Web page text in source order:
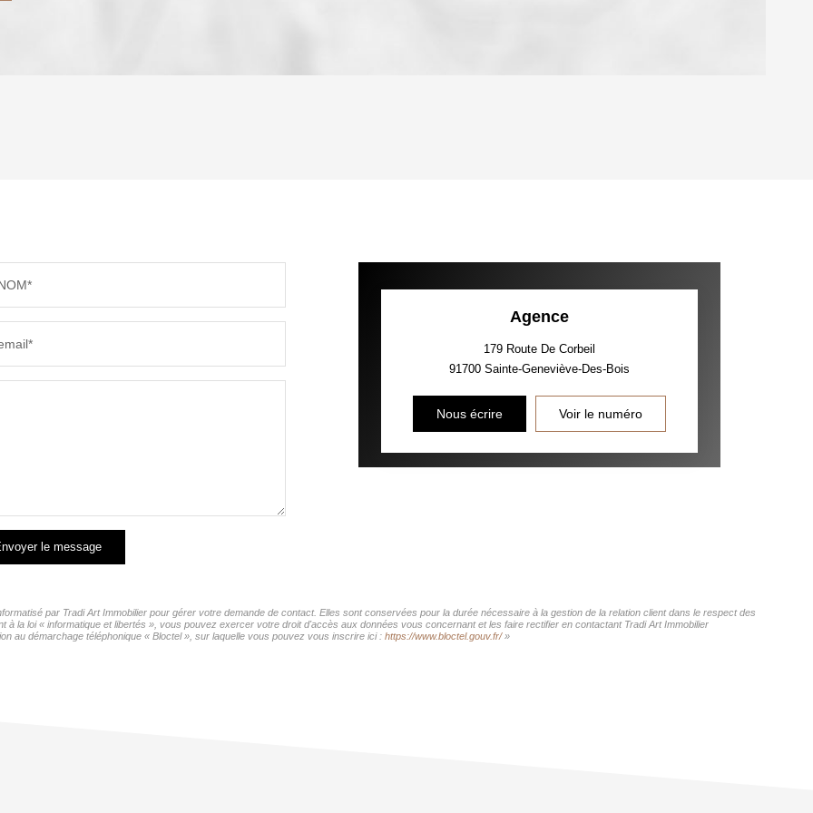
COMMERCES
le message
Agence
179 Route De Corbeil
91700 Sainte-Geneviève-Des-Bois
Nous écrire Voir le numéro
par Tradi Art Immobilier pour gérer votre demande de contact. Elles sont conservées pour la durée nécessaire à la gestion de la relation client dans le respect des
la loi « informatique et libertés », vous pouvez exercer votre droit d'accès aux données vous concernant et les faire rectifier en contactant Tradi Art Immobilier
au démarchage téléphonique « Bloctel », sur laquelle vous pouvez vous inscrire ici : https://www.bloctel.gouv.fr/»